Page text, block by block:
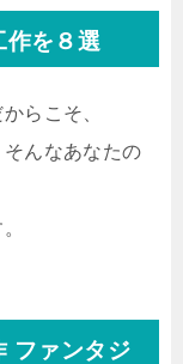
作を８選
らこそ、
んなあなたの
ファンタジ